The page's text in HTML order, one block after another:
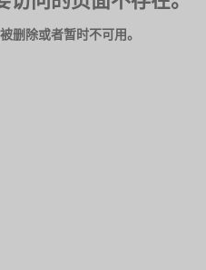
删除或者暂时不可用。